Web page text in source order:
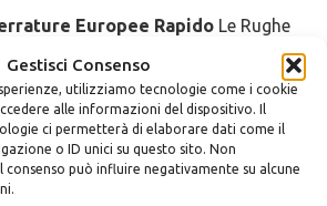
Gestisci Consenso
utilizziamo tecnologie come i cookie
alle informazioni del dispositivo. Il
ci permetterà di elaborare dati come il
o ID unici su questo sito. Non
può influire negativamente su alcune
Europee Rapido Le Rughe
Europee Prezzo
Le Rughe
Europee CostoLe Rughe
Serrature Europee Le